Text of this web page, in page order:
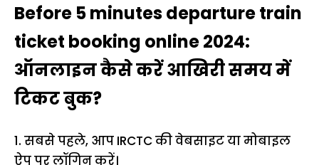
Before 5 minutes departure train
ticket booking online 2024:
ऑनलाइन कैसे करें आखिरी समय में
टिकट बुक?
1. सबसे पहले, आप IRCTC की वेबसाइट या मोबाइल
ऐप पर लॉगिन करें।